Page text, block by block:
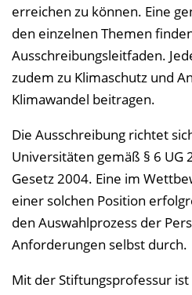
erreichen zu können. Eine
den einzelnen Themen
Ausschreibungsleitfaden.
zudem zu Klimaschutz und
Klimawandel beitragen.
Die Ausschreibung richtet
Universitäten gemäß § 6 UG
Gesetz 2004. Eine im
einer solchen Position
den Auswahlprozess der
Anforderungen selbst durch.
Mit der Stiftungsprofessur